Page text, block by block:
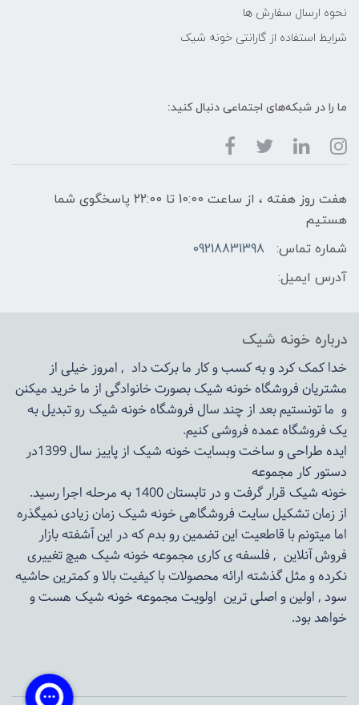
نحوه ارسال سفارش ها
شرایط استفاده از گارانتی خونه شیک
ما را در شبکه‌های اجتماعی دنبال کنید:
هفت روز هفته ، از ساعت 10:00 تا 22:00 پاسخگوی شما
هستیم
شماره تماس:
09218831398
آدرس ایمیل:
درباره خونه شیک
خدا کمک کرد و به کسب و کار ما برکت داد , امروز خیلی از
مشتریان فروشگاه خونه شیک بصورت خانوادگی از ما خرید میکنن
و ما تونستیم بعد از چند سال فروشگاهخونه شیکرو تبدیل به
یک فروشگاه عمده فروشی کنیم.
ایده طراحی و ساخت وبسایت خونه شیک از پاییز سال 1399در
دستور کار مجموعه
خونه شیک قرار گرفت و در تابستان 1400 به مرحله اجرا رسید.
از زمان تشکیل سایت فروشگاهیخونه شیکزمان زیادی نمیگذره
اما میتونم با قاطعیت این تضمین رو بدم که در این آشفته بازار
فروش آنلاین , فلسفه ی کاری مجموعهخونه شیک هیچ تغییری
نکرده و مثل گذشته ارائه محصولات با کیفیت بالا و کمترین حاشیه
سود , اولین و اصلی ترین اولویت مجموعهخونه شیک هست و
خواهد بود.